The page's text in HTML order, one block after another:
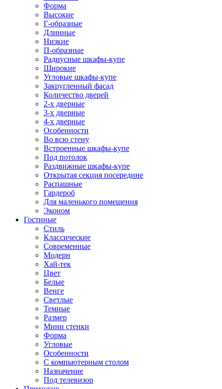
Форма
Высокие
Г-образные
Длинные
Низкие
П-образные
Радиусные шкафы-купе
Широкие
Угловые шкафы-купе
Закругленный фасад
Количество дверей
2-х дверные
3-х дверные
4-х дверные
Особенности
Во всю стену
Встроенные шкафы-купе
Под потолок
Раздвижные шкафы-купе
Открытая секция посередине
Распашные
Гардероб
Для маленького помещения
Эконом
Гостиные
Стиль
Классические
Современные
Модерн
Хай-тек
Цвет
Белые
Венге
Светлые
Темные
Размер
Мини стенки
Форма
Угловые
Особенности
С компьютерным столом
Назначение
Под телевизор